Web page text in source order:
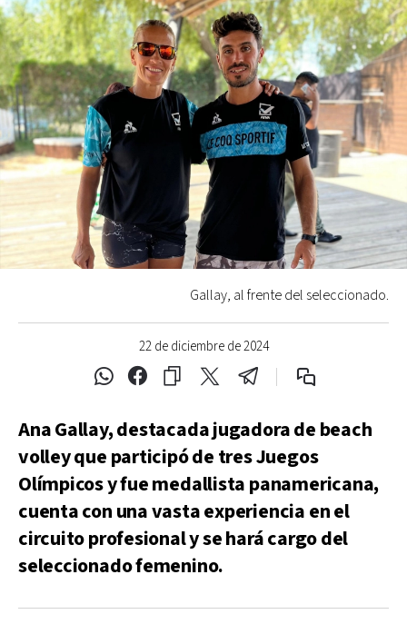
22 de diciembre de 2024
Gallay, al frente del seleccionado.
Ana Gallay, destacada jugadora de beach
volley que participó de tres Juegos
Olímpicos y fue medallista panamericana,
cuenta con una vasta experiencia en el
circuito profesional y se hará cargo del
seleccionado femenino.